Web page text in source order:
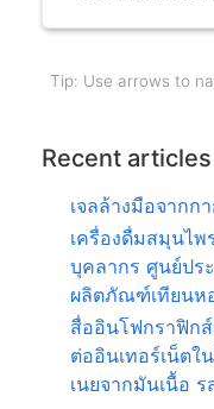
Tip: Use arrows to
Recent articles
เจลล้างมือจากก
เครื่องดื่มสมุนไ
บุคลากร ศูนย์ปร
ผลิตภัณฑ์เทียนห
สื่ออินโฟกราฟิก
ต่ออินเทอร์เน็ตใ
เนยจากมันเนื้อ ร